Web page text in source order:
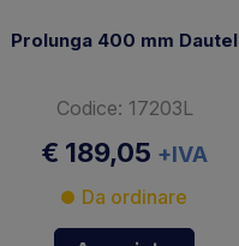
Prolunga 400 mm Dautel
Codice: 17203L
€ 189,05 +IVA
Da ordinare